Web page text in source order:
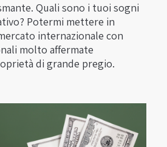
Quali sono i tuoi sogni
Potermi mettere in
internazionale con
molto affermate
di grande pregio.